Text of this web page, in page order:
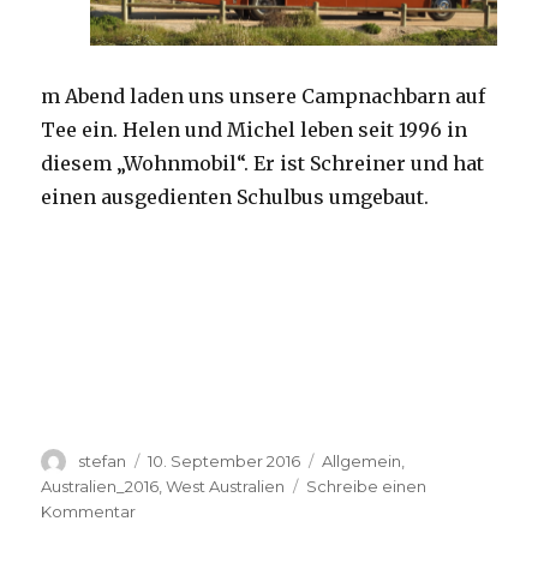
m Abend laden uns unsere Campnachbarn auf
Tee ein. Helen und Michel leben seit 1996 in
diesem „Wohnmobil“. Er ist Schreiner und hat
einen ausgedienten Schulbus umgebaut.
Autor
stefan
Veröffentlicht
am
10. September 2016 Kategorien
Allgemein
Australien_2016 ,West Australien
Schreibe einen
Kommentarzu